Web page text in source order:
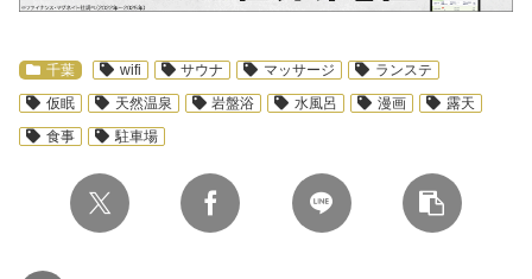
千葉 wifi サウナ マッサージ
ランステ
仮眠
天然温泉 岩盤浴 水風呂 漫画
露天
食事
駐車場